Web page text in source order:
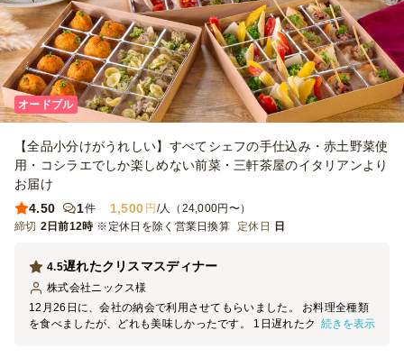
オードブル
【全品小分けがうれしい】すべてシェフの手仕込み・赤土野菜使
用・コシラエでしか楽しめない前菜・三軒茶屋のイタリアンより
お届け
4.50
1件 1,500 円 /人（24,000円〜）
締切 2日前12時 ※定休日を除く営業日換算 定休日 日
遅れたクリスマスディナー
4.5
株式会社ニックス様
12月26日に、会社の納会で利用させてもらいました。 お料理全種類
を食べましたが、どれも美味しかったです。 1日遅れたクリスマスパ
続きを表示